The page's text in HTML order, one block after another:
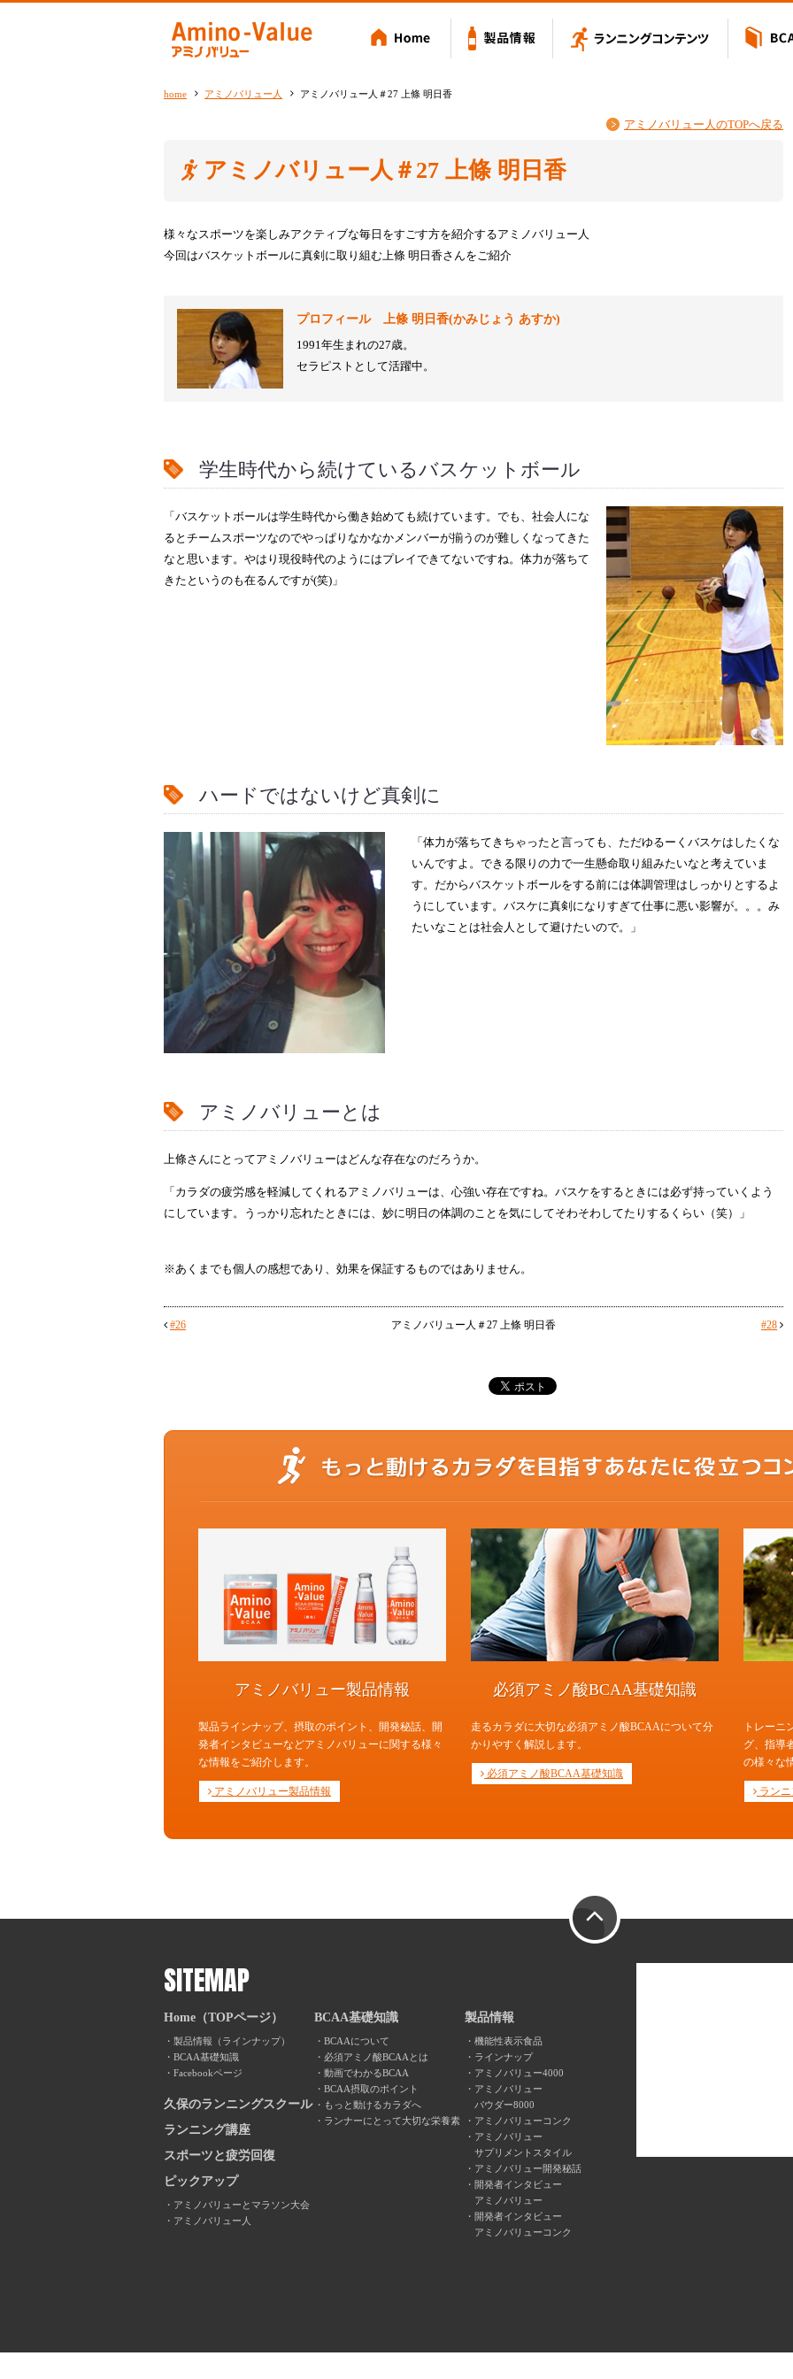
Amino-Value アミノバリュー
home アミノバリュー人 アミノバリュー人＃27 上條 明日香
アミノバリュー人のTOPへ戻る
アミノバリュー人＃27 上條 明日香
様々なスポーツを楽しみアクティブな毎日をすごす方を紹介するアミノバリュー人
今回はバスケットボールに真剣に取り組む上條 明日香さんをご紹介
プロフィール 上條 明日香(かみじょう あすか)
1991年生まれの27歳。
セラピストとして活躍中。
学生時代から続けているバスケットボール
「バスケットボールは学生時代から働き始めても続けています。でも、社会人にな
るとチームスポーツなのでやっぱりなかなかメンバーが揃うのが難しくなってきた
なと思います。やはり現役時代のようにはプレイできてないですね。体力が落ちて
きたというのも在るんですが(笑)」
ハードではないけど真剣に
「体力が落ちてきちゃったと言っても、ただゆるーくバスケはしたくな
いんですよ。できる限りの力で一生懸命取り組みたいなと考えていま
す。だからバスケットボールをする前には体調管理はしっかりとするよ
うにしています。バスケに真剣になりすぎて仕事に悪い影響が。。。み
たいなことは社会人として避けたいので。」
アミノバリューとは
上條さんにとってアミノバリューはどんな存在なのだろうか。
「カラダの疲労感を軽減してくれるアミノバリューは、心強い存在ですね。バスケをするときには必ず持っていくよう
にしています。うっかり忘れたときには、妙に明日の体調のことを気にしてそわそわしてたりするくらい（笑）」
※あくまでも個人の感想であり、効果を保証するものではありません。
アミノバリュー人＃27 上條 明日香
#26 #28
アミノバリュー製品情報
製品ラインナップ、摂取のポイント、開発秘話、開
発者インタビューなどアミノバリューに関する様々
な情報をご紹介します。
アミノバリュー製品情報
必須アミノ酸BCAA基礎知識
走るカラダに大切な必須アミノ酸BCAAについて分
かりやすく解説します。
必須アミノ酸BCAA基礎知識
トレーニ
グ、指導
の様々な
ラン
SITEMAP
Home（TOPページ）
製品情報（ラインナップ）
BCAA基礎知識
Facebookページ
久保のランニングスクール
ランニング講座
スポーツと疲労回復
ピックアップ
アミノバリューとマラソン大会
アミノバリュー人
BCAA基礎知識
BCAAについて
必須アミノ酸BCAAとは
動画でわかるBCAA
BCAA摂取のポイント
もっと動けるカラダへ
ランナーにとって大切な栄養素
製品情報
機能性表示食品
ラインナップ
アミノバリュー4000
アミノバリュー
パウダー8000
アミノバリューコンク
アミノバリュー
サプリメントスタイル
アミノバリュー開発秘話
開発者インタビュー
アミノバリュー
開発者インタビュー
アミノバリューコンク